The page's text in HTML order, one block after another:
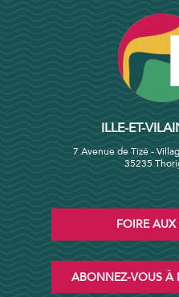
ILLE-ET-
7 Avenue de Tizé -
35235
FOIRE
ABONNEZ-VOUS À